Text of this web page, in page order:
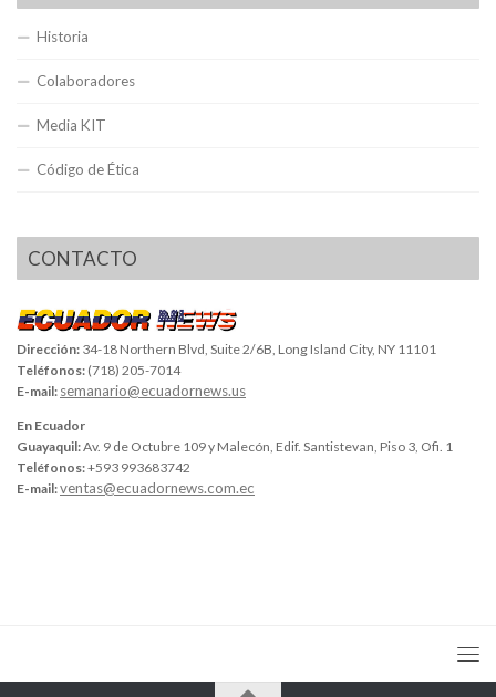
Historia
Colaboradores
Media KIT
Código de Ética
CONTACTO
Dirección: 34-18 Northern Blvd, Suite 2/6B, Long Island City, NY 11101
Teléfonos: (718) 205-7014
E-mail: semanario@ecuadornews.us
En Ecuador
Guayaquil:Av. 9 de Octubre 109 y Malecón, Edif. Santistevan, Piso 3, Ofi. 1
Teléfonos:+593 993683742
E-mail:ventas@ecuadornews.com.ec